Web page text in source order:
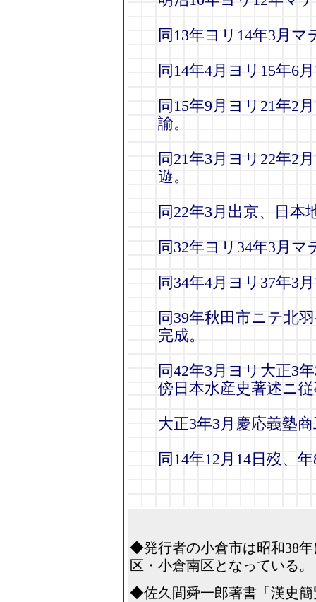
同13年ヨリ14年3月
同14年4月ヨリ15年6
同15年9月ヨリ21年2
諭。
同21年3月ヨリ22年2
遊。
同22年3月出京、日本
同32年ヨリ34年3月
同34年4月ヨリ37年3
同39年秋田市ニテ北
完成。
同42年3月ヨリ大正3
傍日本水産史著述ニ
大正3年3月慶応義塾
同14年12月14日歿、
◆発行者の小倉市は昭和38
区・小倉南区となっている。
◆佐久間舜一郎著書「漢史